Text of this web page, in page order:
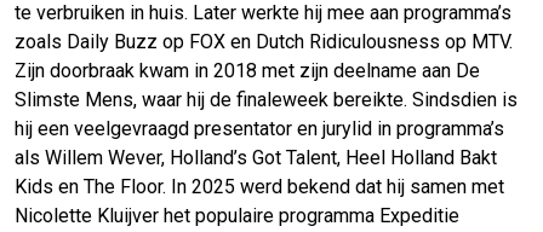
te verbruiken in huis. Later werkte hij mee aan programma’s
zoals Daily Buzz op FOX en Dutch Ridiculousness op MTV.
Zijn doorbraak kwam in 2018 met zijn deelname aan De
Slimste Mens, waar hij de finaleweek bereikte. Sindsdien is
hij een veelgevraagd presentator en jurylid in programma’s
als Willem Wever, Holland’s Got Talent, Heel Holland Bakt
Kids en The Floor. In 2025 werd bekend dat hij samen met
Nicolette Kluijver het populaire programma Expeditie